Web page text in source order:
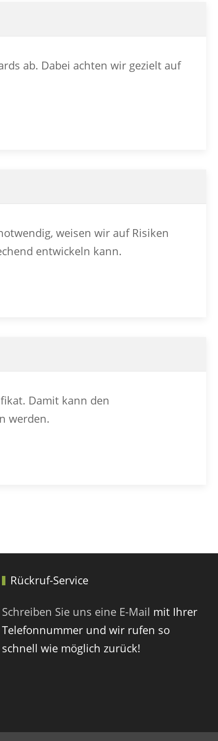
ab. Dabei achten wir gezielt auf
weisen wir auf Risiken
entwickeln kann.
Damit kann den
werden.
Rückruf-Service
Schreiben Sie uns eine E-Mail mit Ihrer
Telefonnummer und wir rufen so
schnell wie möglich zurück!